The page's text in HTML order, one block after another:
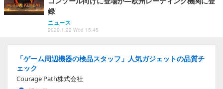
録
ニュース
2020.1.22 Wed 15:45
「ゲーム周辺機器の検品スタッフ」人気ガジェットの品質チ
ェック
Courage Path株式会社